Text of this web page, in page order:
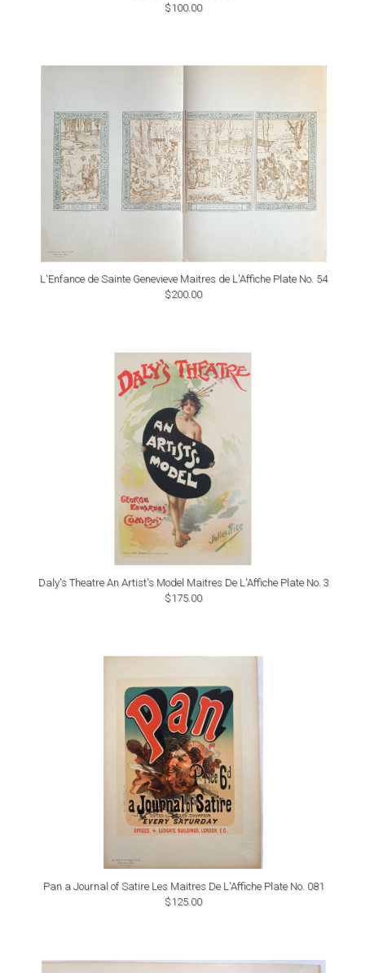
$100.00
L'Enfance de Sainte Genevieve Maitres de L'Affiche Plate No. 54
$200.00
Daly's Theatre An Artist's Model Maitres De L'Affiche Plate No. 3
$175.00
Pan a Journal of Satire Les Maitres De L'Affiche Plate No. 081
$125.00